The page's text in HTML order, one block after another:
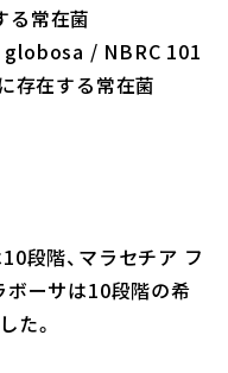
る常在菌
globosa / NBRC 101
存在する常在菌
段階、マラセチア フ
ボーサは10段階の希
た。